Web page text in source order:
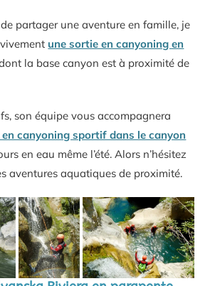
partager une aventure en famille, je
une sortie en canyoning en
la base canyon est à proximité de
son équipe vous accompagnera
en canyoning sportif dans le canyon
en eau même l’été. Alors n’hésitez
aventures aquatiques de proximité.